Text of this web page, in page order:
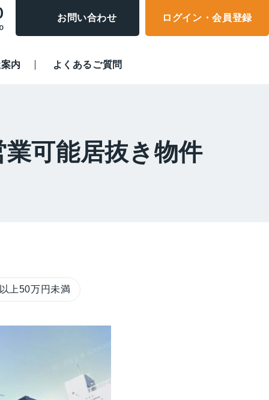
お問い合わせ ログイン・会員登録
内 よくあるご質問
可能居抜き物件
上50万円未満